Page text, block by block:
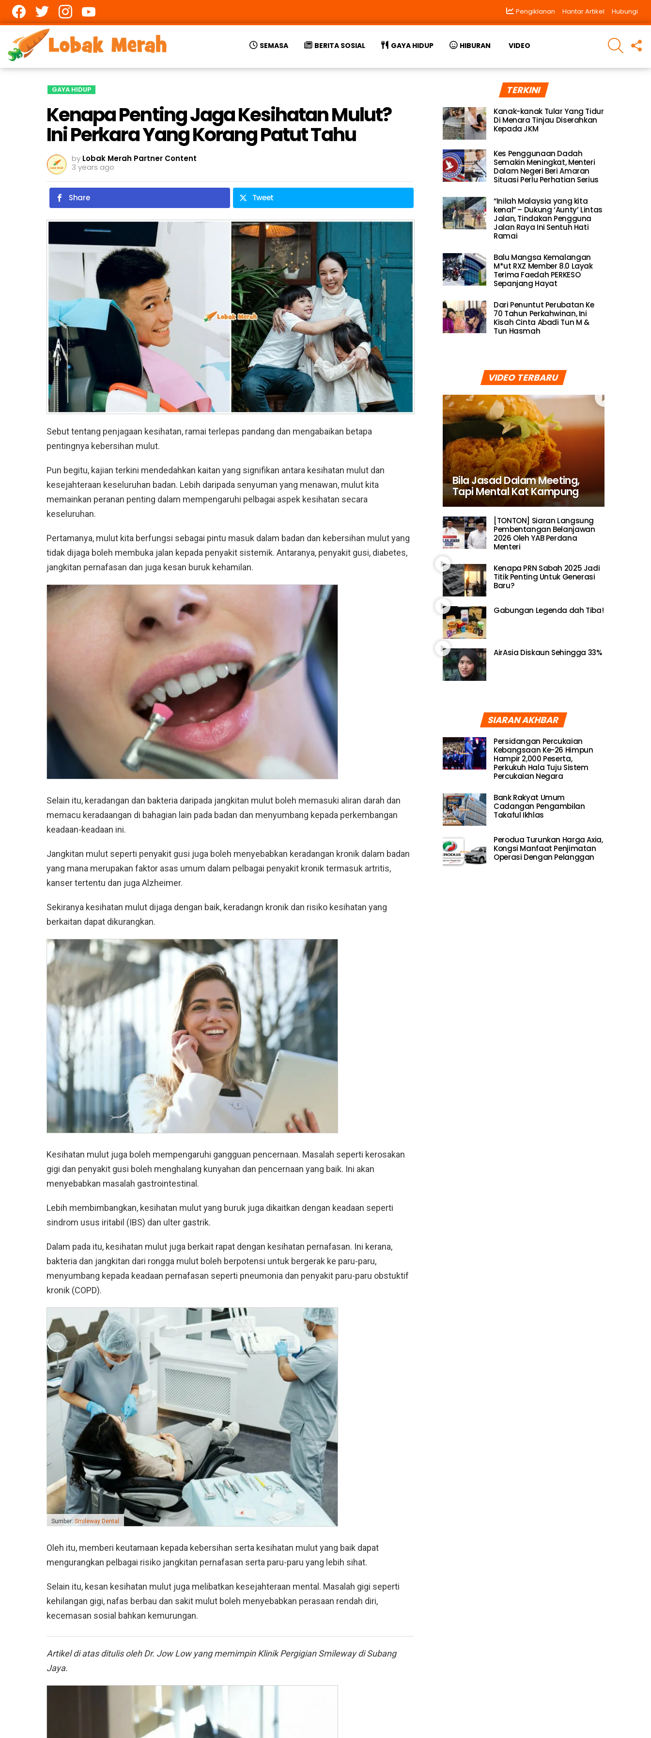
Pengiklanan Hantar Artikel Hubungi
SEMASA BERITA SOSIAL GAYA HIDUP HIBURAN VIDEO
SEARCH
GAYA HIDUP
Kenapa Penting Jaga Kesihatan Mulut?
Ini Perkara Yang Korang Patut Tahu
by Lobak Merah Partner Content
3 years ago
Share Tweet
Sebut tentang penjagaan kesihatan, ramai terlepas pandang dan mengabaikan betapa
pentingnya kebersihan mulut.
Pun begitu, kajian terkini mendedahkan kaitan yang signifikan antara kesihatan mulut dan
kesejahteraan keseluruhan badan. Lebih daripada senyuman yang menawan, mulut kita
memainkan peranan penting dalam mempengaruhi pelbagai aspek kesihatan secara
keseluruhan.
Pertamanya, mulut kita berfungsi sebagai pintu masuk dalam badan dan kebersihan mulut yang
tidak dijaga boleh membuka jalan kepada penyakit sistemik. Antaranya, penyakit gusi, diabetes,
jangkitan pernafasan dan juga kesan buruk kehamilan.
Selain itu, keradangan dan bakteria daripada jangkitan mulut boleh memasuki aliran darah dan
memacu keradaangan di bahagian lain pada badan dan menyumbang kepada perkembangan
keadaan-keadaan ini.
Jangkitan mulut seperti penyakit gusi juga boleh menyebabkan keradangan kronik dalam badan
yang mana merupakan faktor asas umum dalam pelbagai penyakit kronik termasuk artritis,
kanser tertentu dan juga Alzheimer.
Sekiranya kesihatan mulut dijaga dengan baik, keradangn kronik dan risiko kesihatan yang
berkaitan dapat dikurangkan.
Kesihatan mulut juga boleh mempengaruhi gangguan pencernaan. Masalah seperti kerosakan
gigi dan penyakit gusi boleh menghalang kunyahan dan pencernaan yang baik. Ini akan
menyebabkan masalah gastrointestinal.
Lebih membimbangkan, kesihatan mulut yang buruk juga dikaitkan dengan keadaan seperti
sindrom usus iritabil (IBS) dan ulter gastrik.
Dalam pada itu, kesihatan mulut juga berkait rapat dengan kesihatan pernafasan. Ini kerana,
bakteria dan jangkitan dari rongga mulut boleh berpotensi untuk bergerak ke paru-paru,
menyumbang kepada keadaan pernafasan seperti pneumonia dan penyakit paru-paru obstuktif
kronik (COPD).
Sumber: Smileway Dental
Oleh itu, memberi keutamaan kepada kebersihan serta kesihatan mulut yang baik dapat
mengurangkan pelbagai risiko jangkitan pernafasan serta paru-paru yang lebih sihat.
Selain itu, kesan kesihatan mulut juga melibatkan kesejahteraan mental. Masalah gigi seperti
kehilangan gigi, nafas berbau dan sakit mulut boleh menyebabkan perasaan rendah diri,
kecemasan sosial bahkan kemurungan.
Artikel di atas ditulis oleh Dr. Jow Low yang memimpin Klinik Pergigian Smileway di Subang
Jaya.
TERKINI
Kanak-kanak Tular Yang Tidur
Di Menara Tinjau Diserahkan
Kepada JKM
Kes Penggunaan Dadah
Semakin Meningkat, Menteri
Dalam Negeri Beri Amaran
Situasi Perlu Perhatian Serius
“Inilah Malaysia yang kita
kenal” – Dukung ‘Aunty’ Lintas
Jalan, Tindakan Pengguna
Jalan Raya Ini Sentuh Hati
Ramai
Balu Mangsa Kemalangan
M*ut RXZ Member 8.0 Layak
Terima Faedah PERKESO
Sepanjang Hayat
Dari Penuntut Perubatan Ke
70 Tahun Perkahwinan, Ini
Kisah Cinta Abadi Tun M &
Tun Hasmah
VIDEO TERBARU
Bila Jasad Dalam Meeting,
Tapi Mental Kat Kampung
[TONTON] Siaran Langsung
Pembentangan Belanjawan
2026 Oleh YAB Perdana
Menteri
Kenapa PRN Sabah 2025 Jadi
Titik Penting Untuk Generasi
Baru?
Gabungan Legenda dah Tiba!
AirAsia Diskaun Sehingga 33%
SIARAN AKHBAR
Persidangan Percukaian
Kebangsaan Ke-26 Himpun
Hampir 2,000 Peserta,
Perkukuh Hala Tuju Sistem
Percukaian Negara
Bank Rakyat Umum
Cadangan Pengambilan
Takaful Ikhlas
Perodua Turunkan Harga Axia,
Kongsi Manfaat Penjimatan
Operasi Dengan Pelanggan